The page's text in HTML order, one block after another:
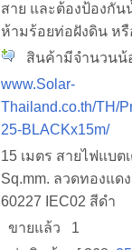
สาย และต้องป้องกัน
ห้ามร้อยท่อฝังดิน หรื
สินค้ามีจำนวนน้
www.Solar-
Thailand.co.th/TH/
25-BLACKx15m/
15 เมตร สายไฟแบต
Sq.mm. ลวดทองแ
60227 IEC02 สีดำ
ขายแล้ว 1